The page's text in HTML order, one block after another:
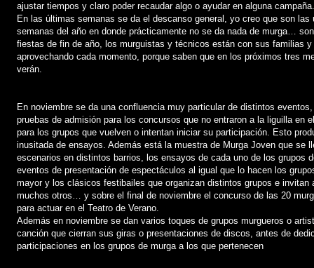
ajustar tiempos y claro poder recaudar algo o ayudar en alguna campaña.
En las últimas semanas se da el descanso general, yo creo que son las
semanas del año en donde prácticamente no se da nada de murga…
fiestas de fin de año, los murguistas y técnicos están con sus familias y
aprovechando cada momento, porque saben que en los próximos tres
verán.
En noviembre se da una confluencia muy particular de distintos
pruebas de admisión para los concursos que no entraron a la liguilla en
para los grupos que vuelven o intentan iniciar su participación. Esto
inusitada de ensayos. Además está la muestra de Murga Joven que se
escenarios en distintos barrios, los ensayos de cada uno de los grupos
eventos de presentación de espectáculos al igual que lo hacen los
mayor y los clásicos festibailes que organizan distintos grupos e invitan
muchos otros… y sobre el final de noviembre el concurso de las 20
para actuar en el Teatro de Verano.
Además en noviembre se dan varios toques de grupos murgueros o
canción que cierran sus giras o presentaciones de discos, antes de
participaciones en los grupos de murga a los que pertenecen